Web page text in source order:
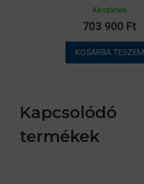
0
a
b
ő
l
Készleten
703 900 Ft
KOSÁRBA TESZEM
Kapcsolódó
termékek